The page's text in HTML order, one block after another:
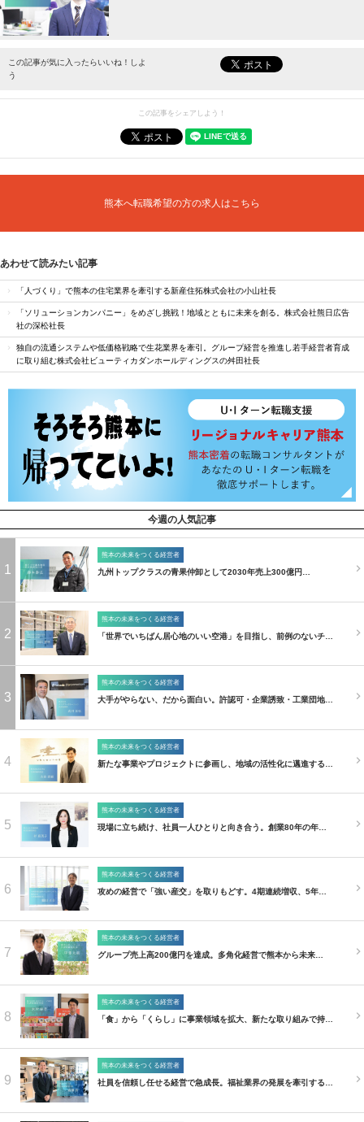
最新情報をお届けします。
この記事が気に入ったらいいね！しよ
う
この記事をシェアしよう！
熊本へ転職希望の方の求人はこちら
あわせて読みたい記事
「人づくり」で熊本の住宅業界を牽引する新産住拓株式会社の小山社長
「ソリューションカンパニー」をめざし挑戦！地域とともに未来を創る。株式会社熊日広告
社の深松社長
独自の流通システムや低価格戦略で生花業界を牽引。グループ経営を推進し若手経営者育成
に取り組む株式会社ビューティカダンホールディングスの舛田社長
今週の人気記事
1
熊本の未来をつくる経営者
九州トップクラスの青果仲卸として2030年売上300億円…
2
熊本の未来をつくる経営者
「世界でいちばん居心地のいい空港」を目指し、前例のないチ…
3
熊本の未来をつくる経営者
大手がやらない、だから面白い。許認可・企業誘致・工業団地…
4
熊本の未来をつくる経営者
新たな事業やプロジェクトに参画し、地域の活性化に邁進する…
5
熊本の未来をつくる経営者
現場に立ち続け、社員一人ひとりと向き合う。創業80年の年…
6
熊本の未来をつくる経営者
攻めの経営で「強い産交」を取りもどす。4期連続増収、5年…
7
熊本の未来をつくる経営者
グループ売上高200億円を達成。多角化経営で熊本から未来…
8
熊本の未来をつくる経営者
「食」から「くらし」に事業領域を拡大、新たな取り組みで持…
9
熊本の未来をつくる経営者
社員を信頼し任せる経営で急成長。福祉業界の発展を牽引する…